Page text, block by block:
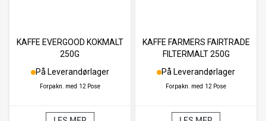
KAFFE EVERGOOD KOKMALT
250G
På Leverandørlager
Forpakn. med 12 Pose
KAFFE FARMERS FAIRTRADE
FILTERMALT 250G
På Leverandørlager
Forpakn. med 12 Pose